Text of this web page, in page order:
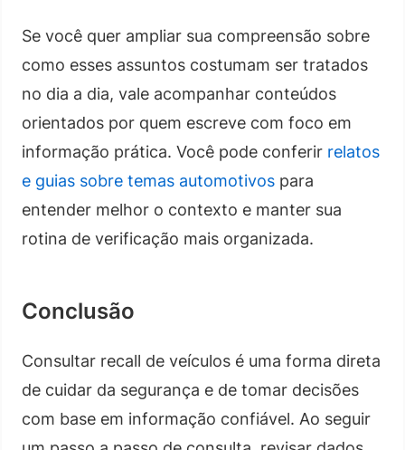
Se você quer ampliar sua compreensão sobre
como esses assuntos costumam ser tratados
no dia a dia, vale acompanhar conteúdos
orientados por quem escreve com foco em
informação prática. Você pode conferir relatos
e guias sobre temas automotivos para
entender melhor o contexto e manter sua
rotina de verificação mais organizada.
Conclusão
Consultar recall de veículos é uma forma direta
de cuidar da segurança e de tomar decisões
com base em informação confiável. Ao seguir